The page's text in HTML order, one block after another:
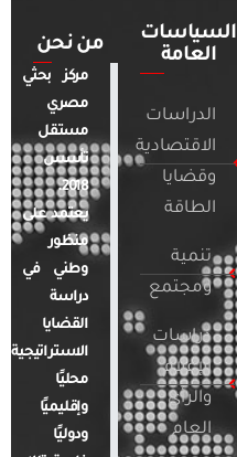
السياسات
العامة
الدراسات
الاقتصادية
وقضايا
الطاقة
تنمية
ومجتمع
دراسات
الإعلام
والرأي
العام
من نحن
مركز بحثي
مصري
مستقل
تأسس
2018.
يعتمد على
منظور
وطني في
دراسة
القضايا
الاستراتيجية
محليًا
وإقليميًا
ودوليًا